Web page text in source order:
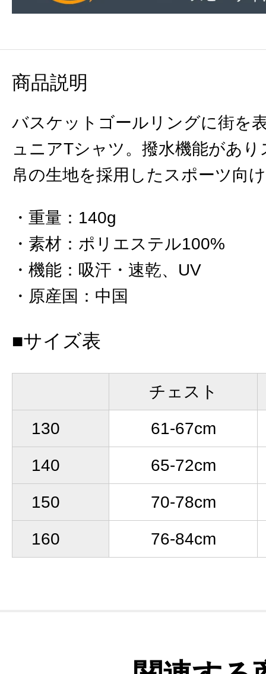
商品説明
バスケットゴールリングに街を
ュニアTシャツ。撥水機能があ
帛の生地を採用したスポーツ向
重量 ： 140g
素材 ： ポリエステル100%
機能 ： 吸汗・速乾、UV
原産国 ： 中国
■サイズ表
チェスト
130
61-67cm
140
65-72cm
150
70-78cm
160
76-84cm